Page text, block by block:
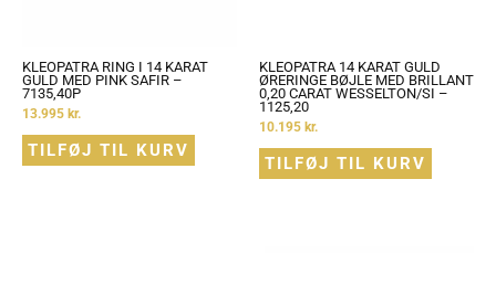
KLEOPATRA RING I 14 KARAT
GULD MED PINK SAFIR –
7135,40P
13.995 kr.
TILFØJ TIL KURV
KLEOPATRA 14 KARAT GULD
ØRERINGE BØJLE MED BRILLANT
0,20 CARAT WESSELTON/SI –
1125,20
10.195 kr.
TILFØJ TIL KURV